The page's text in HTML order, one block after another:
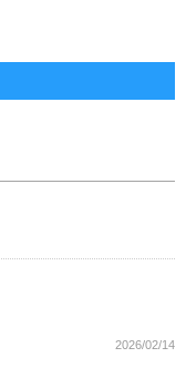
2026/02/14